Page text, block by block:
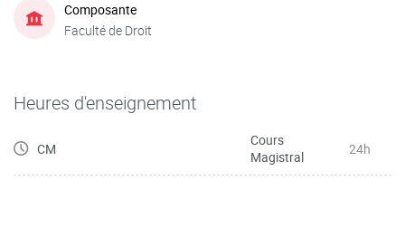
Composante
Faculté de Droit
Heures d'enseignement
CM
Cours
Magistral
24h